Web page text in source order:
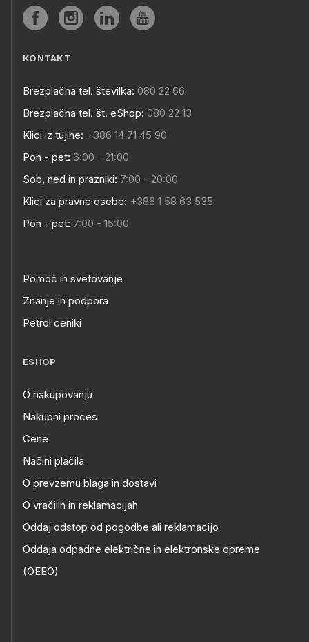
KONTAKT
Brezplačna tel. številka: 080 22 66
Brezplačna tel. št. eShop: 080 22 13
Klici iz tujine: +386 14 71 45 90
Pon - pet: 6:00 - 21:00
Sob, ned in prazniki: 7:00 - 20:00
Klici za pravne osebe: +386 1 58 63 535
Pon - pet: 7:00 - 15:00
Pomoč in svetovanje
Znanje in podpora
Petrol ceniki
ESHOP
O nakupovanju
Nakupni proces
Cene
Načini plačila
O prevzemu blaga in dostavi
O vračilih in reklamacijah
Oddaj odstop od pogodbe ali reklamacijo
Oddaja odpadne električne in elektronske opreme
(OEEO)